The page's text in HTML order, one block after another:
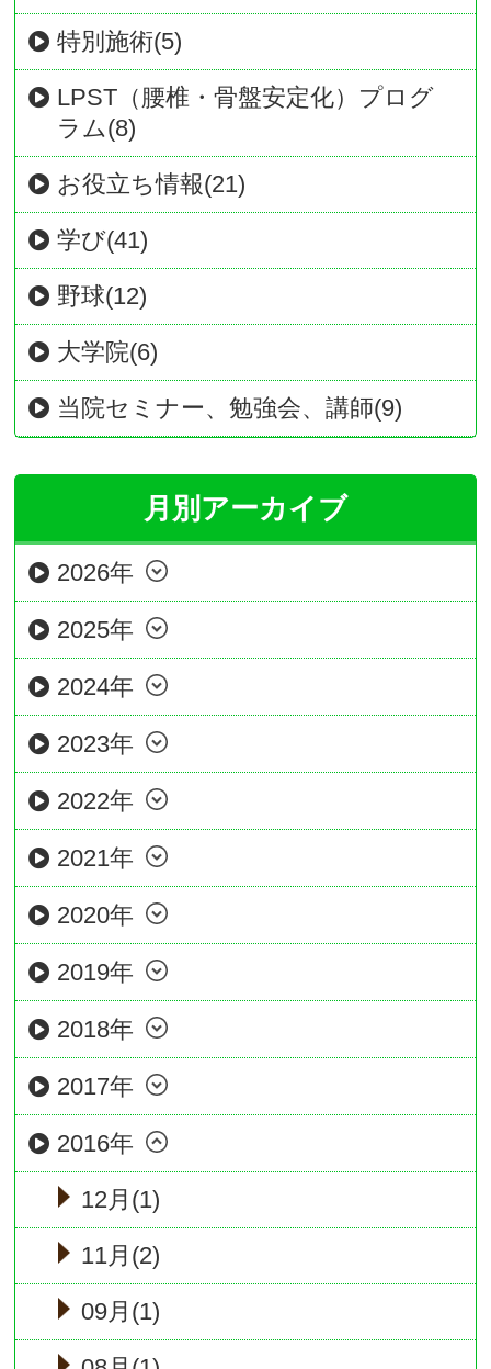
特別施術(5)
LPST（腰椎・骨盤安定化）プログ
ラム(8)
お役立ち情報(21)
学び(41)
野球(12)
大学院(6)
当院セミナー、勉強会、講師(9)
月別アーカイブ
2026年
2025年
2024年
2023年
2022年
2021年
2020年
2019年
2018年
2017年
2016年
12月(1)
11月(2)
09月(1)